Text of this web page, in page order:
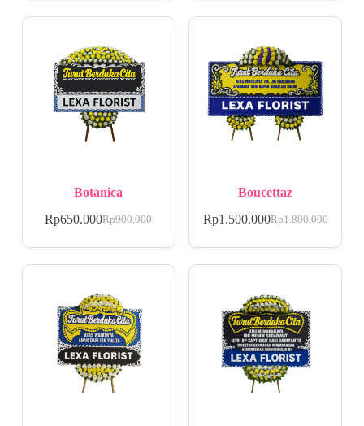
Botanica
Rp900.000
Rp650.000
Boucettaz
Rp1.800.000
Rp1.500.000